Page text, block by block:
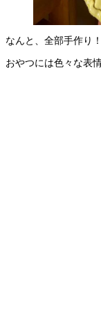
なんと、全部手作り
おやつには色々な表